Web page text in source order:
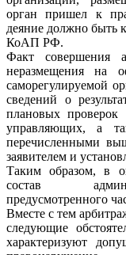
орган пришел к
деяние должно быть
КоАП РФ.
Факт совершения
неразмещения на
саморегулируемой
сведений о
плановых
управляющих, а
перечисленными
заявителем и
Таким образом, в
состав
предусмотренного
Вместе с тем
следующие
характеризуют